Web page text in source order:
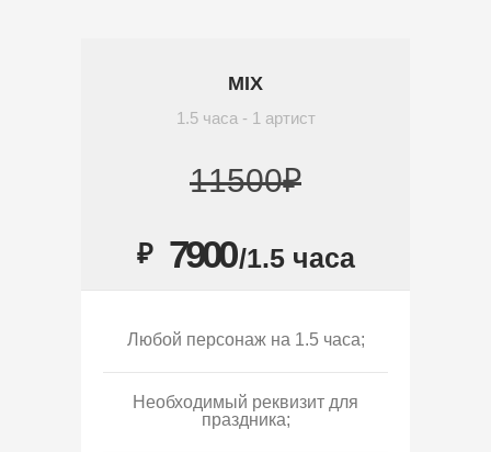
MIX
1.5 часа - 1 артист
11500₽
₽ 7900/1.5 часа
Любой персонаж на 1.5 часа;
Необходимый реквизит для
праздника;